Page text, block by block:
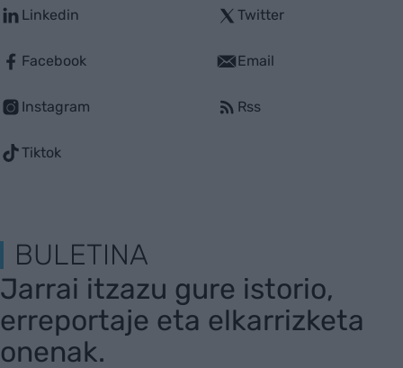
Linkedin
Facebook
Instagram
Tiktok
Twitter
Email
Rss
BULETINA
Jarrai itzazu gure istorio,
erreportaje eta elkarrizketa
onenak.